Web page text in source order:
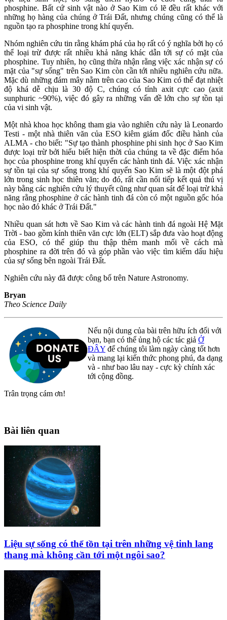
phosphine. Bất cứ sinh vật nào ở Sao Kim có lẽ đều rất khác với
những họ hàng của chúng ở Trái Đất, nhưng chúng cũng có thể là
nguồn tạo ra phosphine trong khí quyển.
Nhóm nghiên cứu tin rằng khám phá của họ rất có ý nghĩa bởi họ có
thể loại trừ được rất nhiều khả năng khác dẫn tới sự có mặt của
phosphine. Tuy nhiên, họ cũng thừa nhận rằng việc xác nhận sự có
mặt của "sự sống" trên Sao Kim còn cần tới nhiều nghiên cứu nữa.
Mặc dù những đám mây nằm trên cao của Sao Kim có thể đạt nhiệt
độ khá dễ chịu là 30 độ C, chúng có tính axit cực cao (axit
sunphuric ~90%), việc đó gây ra những vấn đề lớn cho sự tồn tại
của vi sinh vật.
Một nhà khoa học không tham gia vào nghiên cứu này là Leonardo
Testi - một nhà thiên văn của ESO kiêm giám đốc điều hành của
ALMA - cho biết: "Sự tạo thành phosphine phi sinh học ở Sao Kim
được loại trừ bởi hiểu biết hiện thời của chúng ta về đặc điểm hóa
học của phosphine trong khí quyển các hành tinh đá. Việc xác nhận
sự tồn tại của sự sống trong khí quyển Sao Kim sẽ là một đột phá
lớn trong sinh học thiên văn; do đó, rất cần nối tiếp kết quả thú vị
này bằng các nghiên cứu lý thuyết cũng như quan sát để loại trừ khả
năng rằng phosphine ở các hành tinh đá còn có một nguồn gốc hóa
học nào đó khác ở Trái Đất."
Nhiều quan sát hơn về Sao Kim và các hành tinh đá ngoài Hệ Mặt
Trời - bao gồm kính thiên văn cực lớn (ELT) sắp đưa vào hoạt động
của ESO, có thể giúp thu thập thêm manh mối về cách mà
phosphine ra đời trên đó và góp phần vào việc tìm kiếm dấu hiệu
của sự sống bên ngoài Trái Đất.
Nghiên cứu này đã được công bố trên Nature Astronomy.
Bryan
Theo Science Daily
Nếu nội dung của bài trên hữu ích đối với
bạn, bạn có thể ủng hộ các tác giả Ở
ĐÂY để chúng tôi làm ngày càng tốt hơn
và mang lại kiến thức phong phú, đa dạng
và - như bao lâu nay - cực kỳ chính xác
tới cộng đồng.
Trân trọng cám ơn!
Bài liên quan
Liệu sự sống có thể tồn tại trên những vệ tinh lang
thang mà không cần tới một ngôi sao?